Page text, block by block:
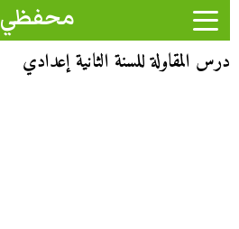
محفظي
درس المقاولة للسنة الثانية إعدادي